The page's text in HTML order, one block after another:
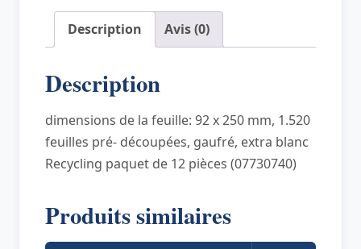
gros
rouleau,
couches,
m
Description Avis (0)
Description
dimensions de la feuille: 92 x 250 mm, 1.520
feuilles pré- découpées, gaufré, extra blanc
Recycling paquet de 12 pièces (07730740)
Produits similaires